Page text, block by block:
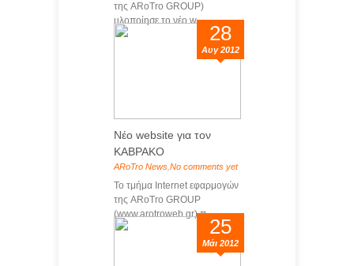
της ARoTro GROUP)
υλοποίησε το νέο w...
28
Αυγ 2012
Νέο website για τον
ΚΑΒΡΑΚΟ
ARoTro News No comments yet
Το τμήμα Internet εφαρμογών
της ARoTro GROUP
(www.arotroweb.gr) π...
25
Μάι 2012